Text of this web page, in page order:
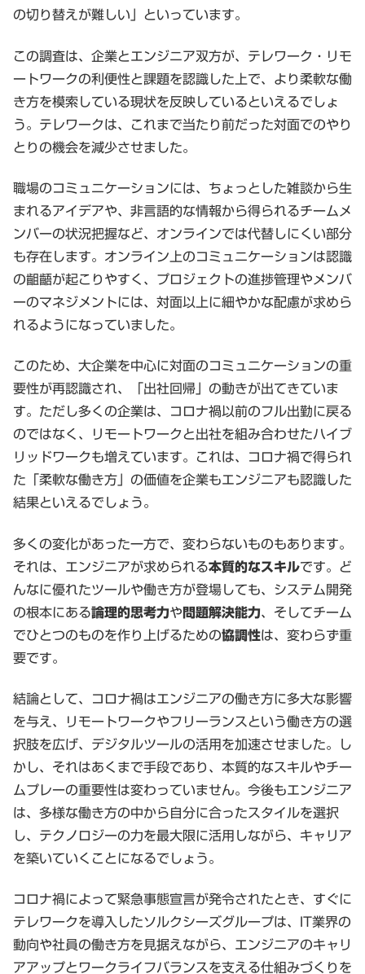
の切り替えが難しい」といっています。
この調査は、企業とエンジニア双方が、テレワーク・リモ
ートワークの利便性と課題を認識した上で、より柔軟な働
き方を模索している現状を反映しているといえるでしょ
う。テレワークは、これまで当たり前だった対面でのやり
とりの機会を減少させました。
職場のコミュニケーションには、ちょっとした雑談から生
まれるアイデアや、非言語的な情報から得られるチームメ
ンバーの状況把握など、オンラインでは代替しにくい部分
も存在します。オンライン上のコミュニケーションは認識
の齟齬が起こりやすく、プロジェクトの進捗管理やメンバ
ーのマネジメントには、対面以上に細やかな配慮が求めら
れるようになっていました。
このため、大企業を中心に対面のコミュニケーションの重
要性が再認識され、「出社回帰」の動きが出てきていま
す。ただし多くの企業は、コロナ禍以前のフル出勤に戻る
のではなく、リモートワークと出社を組み合わせたハイブ
リッドワークも増えています。これは、コロナ禍で得られ
た「柔軟な働き方」の価値を企業もエンジニアも認識した
結果といえるでしょう。
多くの変化があった一方で、変わらないものもあります。
それは、エンジニアが求められる本質的なスキルです。ど
んなに優れたツールや働き方が登場しても、システム開発
の根本にある論理的思考力や 問題解決能力、そしてチーム
でひとつのものを作り上げるための協調性は、変わらず重
要です。
結論として、コロナ禍はエンジニアの働き方に多大な影響
を与え、リモートワークやフリーランスという働き方の選
択肢を広げ、デジタルツールの活用を加速させました。し
かし、それはあくまで手段であり、本質的なスキルやチー
ムプレーの重要性は変わっていません。今後もエンジニア
は、多様な働き方の中から自分に合ったスタイルを選択
し、テクノロジーの力を最大限に活用しながら、キャリア
を築いていくことになるでしょう。
コロナ禍によって緊急事態宣言が発令されたとき、すぐに
テレワークを導入したソルクシーズグループは、IT業界の
動向や社員の働き方を見据えながら、エンジニアのキャリ
アアップとワークライフバランスを支える仕組みづくりを